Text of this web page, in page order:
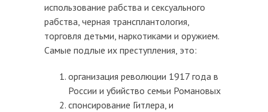
использование рабства и сексуального
рабства, черная трансплантология,
торговля детьми, наркотиками и оружием.
Самые подлые их преступления, это:
организация революции 1917 года в
России и убийство семьи Романовых
спонсирование Гитлера, и